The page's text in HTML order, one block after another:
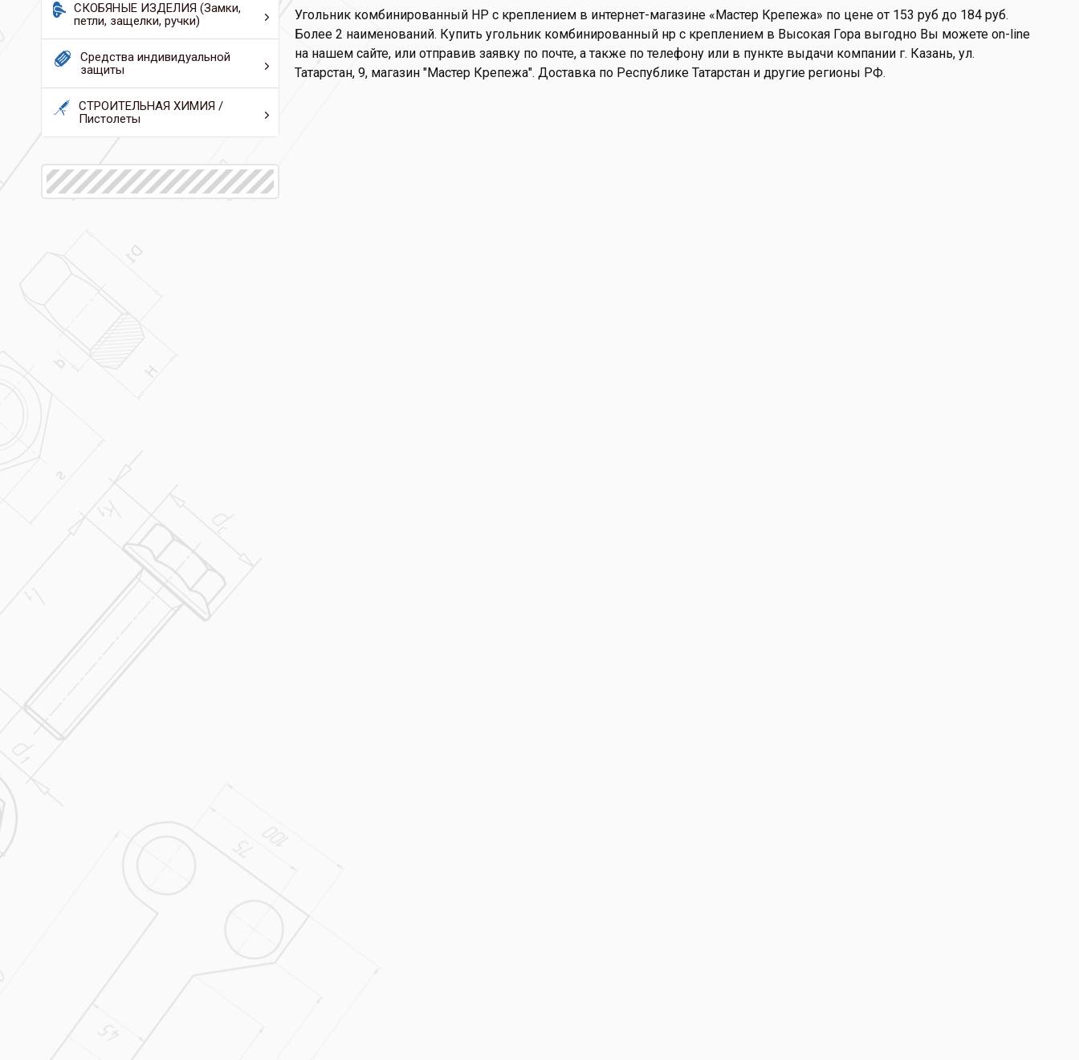
СКОБЯНЫЕ ИЗДЕЛИЯ (Замки,
петли, защелки, ручки)
Средства индивидуальной
защиты
СТРОИТЕЛЬНАЯ ХИМИЯ /
Пистолеты
Угольник комбинированный НР с креплением в интернет-магазине «Мастер Крепежа» по цене от 153 руб до 184 руб.
Более 2 наименований. Купить угольник комбинированный нр с креплением в Высокая Гора выгодно Вы можете on-line
на нашем сайте, или отправив заявку по почте, а также по телефону или в пункте выдачи компании г. Казань, ул.
Татарстан, 9, магазин "Мастер Крепежа". Доставка по Республике Татарстан и другие регионы РФ.